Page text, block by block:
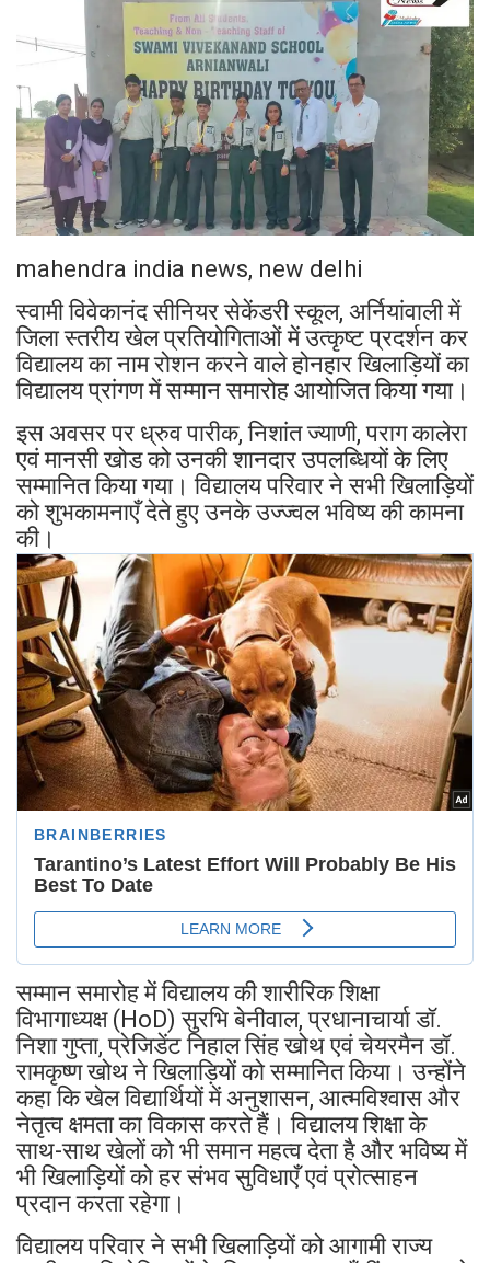
mahendra india news, new delhi
स्वामी विवेकानंद सीनियर सेकेंडरी स्कूल, अर्नियांवाली में
जिला स्तरीय खेल प्रतियोगिताओं में उत्कृष्ट प्रदर्शन कर
विद्यालय का नाम रोशन करने वाले होनहार खिलाड़ियों का
विद्यालय प्रांगण में सम्मान समारोह आयोजित किया गया।
इस अवसर पर ध्रुव पारीक, निशांत ज्याणी, पराग कालेरा
एवं मानसी खोड को उनकी शानदार उपलब्धियों के लिए
सम्मानित किया गया। विद्यालय परिवार ने सभी खिलाड़ियों
को शुभकामनाएँ देते हुए उनके उज्ज्वल भविष्य की कामना
की।
सम्मान समारोह में विद्यालय की शारीरिक शिक्षा
विभागाध्यक्ष (HoD) सुरभि बेनीवाल, प्रधानाचार्या डॉ.
निशा गुप्ता, प्रेजिडेंट निहाल सिंह खोथ एवं चेयरमैन डॉ.
रामकृष्ण खोथ ने खिलाड़ियों को सम्मानित किया। उन्होंने
कहा कि खेल विद्यार्थियों में अनुशासन, आत्मविश्वास और
नेतृत्व क्षमता का विकास करते हैं। विद्यालय शिक्षा के
साथ-साथ खेलों को भी समान महत्व देता है और भविष्य में
भी खिलाड़ियों को हर संभव सुविधाएँ एवं प्रोत्साहन
प्रदान करता रहेगा।
विद्यालय परिवार ने सभी खिलाड़ियों को आगामी राज्य